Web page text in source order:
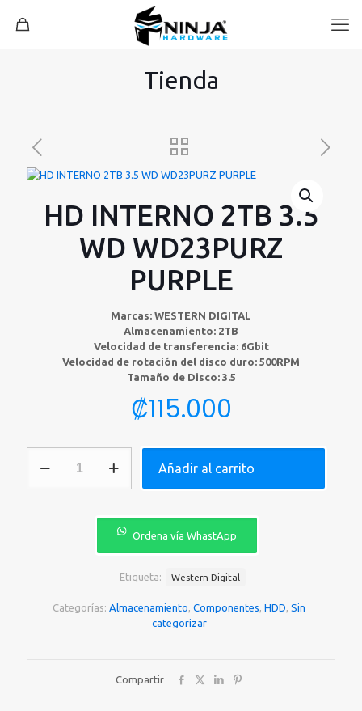
Tienda
HD INTERNO 2TB 3.5
WD WD23PURZ
PURPLE
Marcas: WESTERN DIGITAL
Almacenamiento: 2TB
Velocidad de transferencia: 6Gbit
Velocidad de rotación del disco duro: 500RPM
Tamaño de Disco: 3.5
₡115.000
INTERNO
Añadir al carrito
Ordena vía WhastApp
Categorías: Almacenamiento, Componentes, HDD, Sin
categorizar
Etiqueta: Western Digital
Compartir